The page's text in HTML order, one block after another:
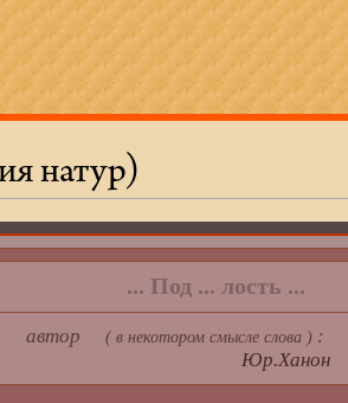
натур)
... Под ... лость ...
автор( в некотором смысле слова )
Юр.Ханон